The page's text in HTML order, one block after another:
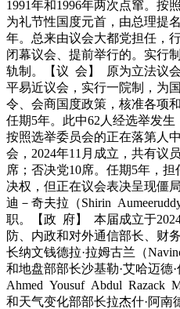
1991年和1996年两次点窜。按
为礼节性国度元首，由总理提
年。总来由议会大都党担任，
闭幕议会、提前举行的。实行
轨制。【议 会】 原为立法议
平易近议会，实行一院制，为
令、会商国度政策，核准各项
任期5年。此中62人经选举发
按照选举委员会的正在落第人
会，2024年11月成立，共有议
席；否决党10席。任期5年，
决权，但正在议会表决呈现僵
迪－奇夫拉（Shirin
职。【政 府】 本届成立于
防、内政和对外通信部长、财
长纳文钱德拉·拉姆古兰（
和地盘部部长沙基勒·艾哈迈德
Ahmed Yousuf Abdul Razack
和天气变化部部长拉杰什·阿南